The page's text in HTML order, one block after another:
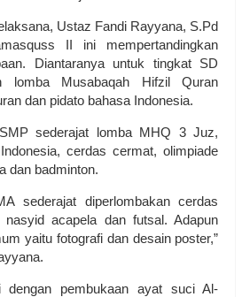
Ustaz Fandi Rayyana, S.Pd
II ini mempertandingkan
Diantaranya untuk tingkat SD
lomba Musabaqah Hifzil Quran
dan pidato bahasa Indonesia.
sederajat lomba MHQ 3 Juz,
cerdas cermat, olimpiade
dan badminton.
sederajat diperlombakan cerdas
acapela dan futsal. Adapun
yaitu fotografi dan desain poster,”
dengan pembukaan ayat suci Al-